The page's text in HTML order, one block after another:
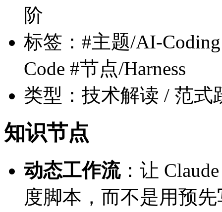
阶
标签：#主题/AI-
Code #节点/Harness
类型：技术解读 / 范式
知识节点
动态工作流：让
度脚本，而不是用预先